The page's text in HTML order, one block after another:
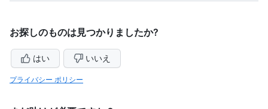
お探しのものは見つかりましたか?
はい いいえ
プライバシー ポリシー